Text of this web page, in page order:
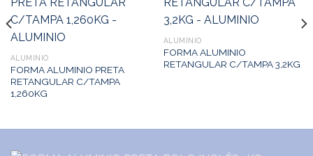
ALUMINIO
FORMA ALUMINIO PRETA
RETANGULAR C/TAMPA
1,260KG
ALUMINIO
FORMA ALUMINIO
RETANGULAR C/TAMPA 3,2KG